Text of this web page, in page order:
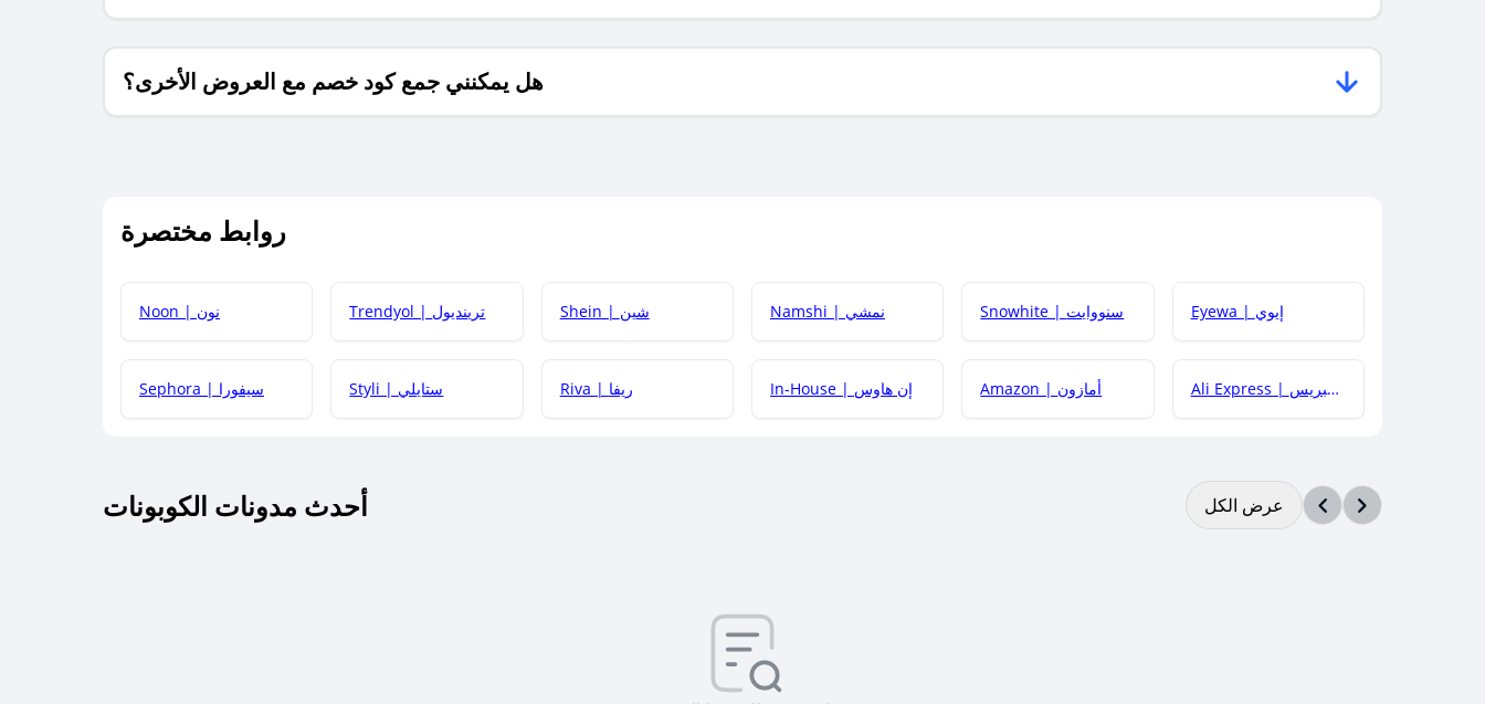
هل يمكنني جمع كود خصم مع العروض الأخرى؟
روابط مختصرة
Noon | نون Trendyol | ترينديول Shein | شين Namshi | نمشي Snowhite | سنووايت Eyewa | إيوي
Sephora | سيفورا Styli | ستايلي Riva | ريفا In-House | إن هاوس Amazon | أمازون Ali Express | علي إكسبريس
أحدث مدونات الكوبونات عرض الكل